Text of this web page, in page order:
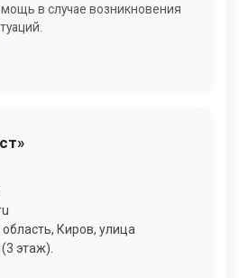
в случае возникновения
Киров, улица
этаж).